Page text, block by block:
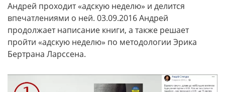
Андрей проходит «адскую неделю» и делится
впечатлениями о ней. 03.09.2016 Андрей
продолжает написание книги, а также решает
пройти «адскую неделю» по методологии Эрика
Бертрана Ларссена.